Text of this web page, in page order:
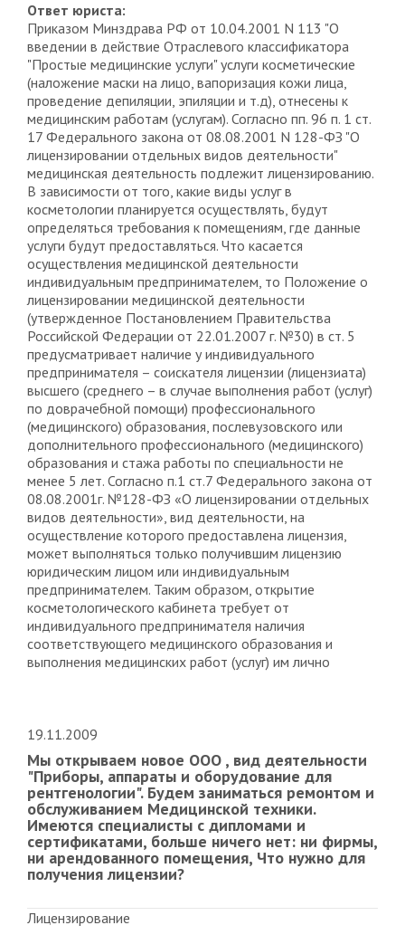
Ответ юриста:
Приказом Минздрава РФ от 10.04.2001 N 113 "О
введении в действие Отраслевого классификатора
"Простые медицинские услуги" услуги косметические
(наложение маски на лицо, вапоризация кожи лица,
проведение депиляции, эпиляции и т.д), отнесены к
медицинским работам (услугам). Согласно пп. 96 п. 1 ст.
17 Федерального закона от 08.08.2001 N 128-ФЗ "О
лицензировании отдельных видов деятельности"
медицинская деятельность подлежит лицензированию.
В зависимости от того, какие виды услуг в
косметологии планируется осуществлять, будут
определяться требования к помещениям, где данные
услуги будут предоставляться. Что касается
осуществления медицинской деятельности
индивидуальным предпринимателем, то Положение о
лицензировании медицинской деятельности
(утвержденное Постановлением Правительства
Российской Федерации от 22.01.2007 г. №30) в ст. 5
предусматривает наличие у индивидуального
предпринимателя – соискателя лицензии (лицензиата)
высшего (среднего – в случае выполнения работ (услуг)
по доврачебной помощи) профессионального
(медицинского) образования, послевузовского или
дополнительного профессионального (медицинского)
образования и стажа работы по специальности не
менее 5 лет. Согласно п.1 ст.7 Федерального закона от
08.08.2001г. №128-ФЗ «О лицензировании отдельных
видов деятельности», вид деятельности, на
осуществление которого предоставлена лицензия,
может выполняться только получившим лицензию
юридическим лицом или индивидуальным
предпринимателем. Таким образом, открытие
косметологического кабинета требует от
индивидуального предпринимателя наличия
соответствующего медицинского образования и
выполнения медицинских работ (услуг) им лично
19.11.2009
Мы открываем новое ООО , вид деятельности
"Приборы, аппараты и оборудование для
рентгенологии". Будем заниматься ремонтом и
обслуживанием Медицинской техники.
Имеются специалисты с дипломами и
сертификатами, больше ничего нет: ни фирмы,
ни арендованного помещения, Что нужно для
получения лицензии?
Лицензирование